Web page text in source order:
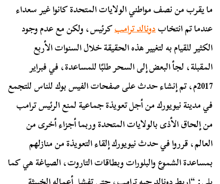
ما يقرب من نصف مواطني الولايات المتحدة كانوا غير سعداء
عندما تم انتخابدونالد ترامبكرئيس، ولكن مع عدم وجود
الكثير للقيام به لتغيير هذه الحقيقة خلال السنوات الأربع
المقبلة، لجأ البعض إلى السحر طلبًا للمساعدة، في فبراير
2017م، تم إنشاء حدث على صفحات الفيس بوك للناس للتجمع
في مدينة نيويورك من أجل تعويذة جماعية لمنع الرئيس ترامب
من إلحاق الأذى بالولايات المتحدة وربما أجزاء أخرى من
العالم، قرروا في حدث نيويورك إلقاء التعويذة من منازلهم
بمساعدة الشموع والبلورات وبطاقات التاروت، الصياغة هي كما